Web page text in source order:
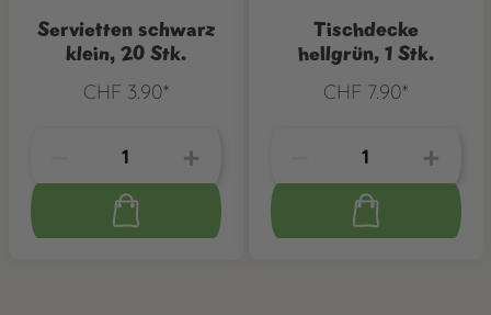
Servietten schwarz
klein, 20 Stk.
CHF 3.90*
Tischdecke
hellgrün, 1 Stk.
CHF 7.90*